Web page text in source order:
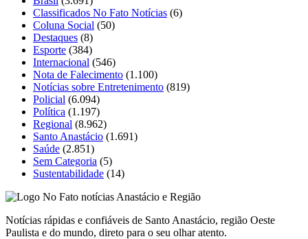
Classificados No Fato Notícias (6)
Coluna Social (50)
Destaques (8)
Esporte (384)
Internacional (546)
Nota de Falecimento (1.100)
Notícias sobre Entretenimento (819)
Policial (6.094)
Política (1.197)
Regional (8.962)
Santo Anastácio (1.691)
Saúde (2.851)
Sem Categoria (5)
Sustentabilidade (14)
Notícias rápidas e confiáveis de Santo Anastácio, região Oeste
Paulista e do mundo, direto para o seu olhar atento.